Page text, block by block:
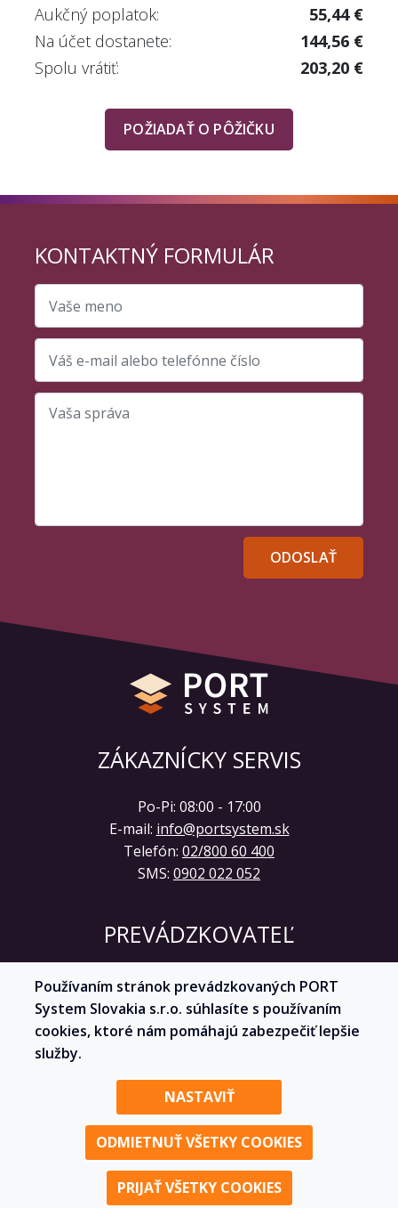
Aukčný poplatok:
55,44 €
Na účet dostanete:
144,56 €
Spolu vrátiť:
203,20 €
POŽIADAŤ O PÔŽIČKU
KONTAKTNÝ FORMULÁR
Vaše meno
Váš e-mail alebo telefónne číslo
ODOSLAŤ
ZÁKAZNÍCKY SERVIS
Po-Pi: 08:00 - 17:00
E-mail: info@portsystem.sk
Telefón: 02/800 60 400
SMS: 0902 022 052
PREVÁDZKOVATEĽ
PORT System Slovakia s.r.o.
Kutlíkova 17
851 02 Bratislava
Profil partnera
Zmena nastavenia cookies
© 2026 - Všetky práva vyhradené
Používaním stránok prevádzkovaných PORT
System Slovakia s.r.o. súhlasíte s používaním
cookies, ktoré nám pomáhajú zabezpečiť lepšie
služby.
NASTAVIŤ
ODMIETNUŤ VŠETKY COOKIES
PRIJAŤ VŠETKY COOKIES